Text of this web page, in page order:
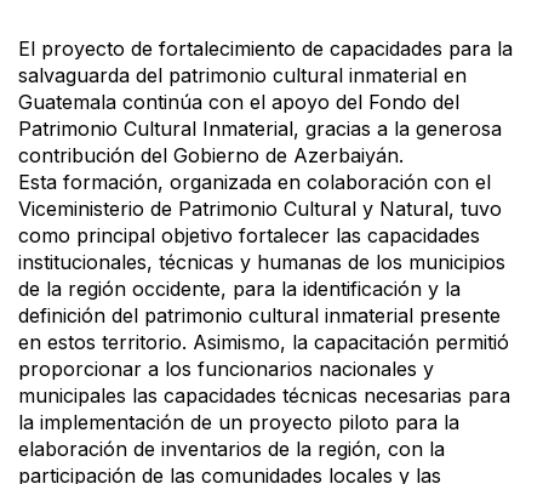
El proyecto de fortalecimiento de capacidades para la
salvaguarda del patrimonio cultural inmaterial en
Guatemala continúa con el apoyo del Fondo del
Patrimonio Cultural Inmaterial, gracias a la generosa
contribución del Gobierno de Azerbaiyán.
Esta formación, organizada en colaboración con el
Viceministerio de Patrimonio Cultural y Natural, tuvo
como principal objetivo fortalecer las capacidades
institucionales, técnicas y humanas de los municipios
de la región occidente, para la identificación y la
definición del patrimonio cultural inmaterial presente
en estos territorio. Asimismo, la capacitación permitió
proporcionar a los funcionarios nacionales y
municipales las capacidades técnicas necesarias para
la implementación de un proyecto piloto para la
elaboración de inventarios de la región, con la
participación de las comunidades locales y las